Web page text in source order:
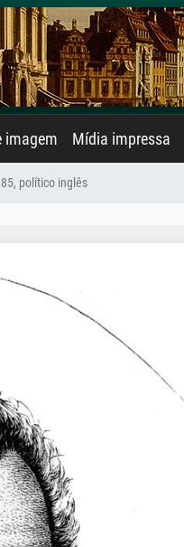
imagem Mídia impressa
político inglês